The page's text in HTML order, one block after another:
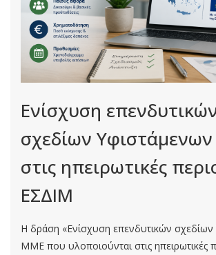
Ενίσχυση
σχεδίων
στις ηπειρωτικές
ΕΣΔΙΜ
Η δράση «Ενίσχυση επενδυτικών
ΜΜΕ που υλοποιούνται στις ηπειρωτικές